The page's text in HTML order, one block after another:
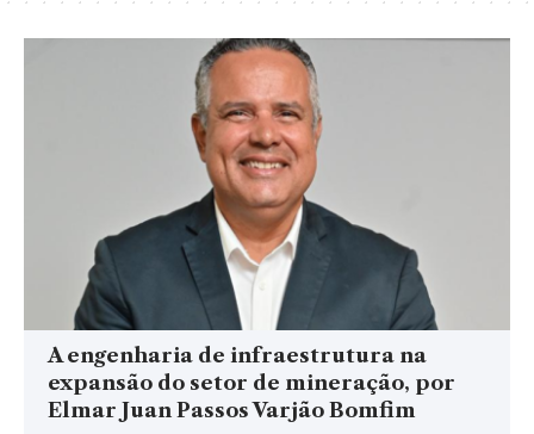
A engenharia de infraestrutura na
expansão do setor de mineração, por
Elmar Juan Passos Varjão Bomfim